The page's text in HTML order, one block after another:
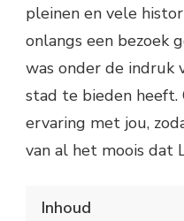
pleinen en vele
onlangs een bezoek
was onder de indruk
stad te bieden heeft.
ervaring met jou,
van al het moois dat
Inhoud